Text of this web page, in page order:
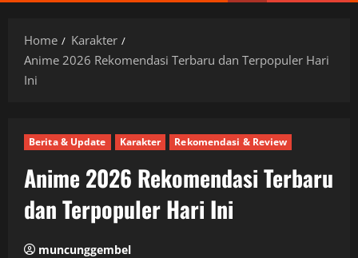
Home
Karakter
Anime 2026 Rekomendasi Terbaru dan Terpopuler Hari
Ini
Berita & Update Karakter Rekomendasi & Review
Anime 2026 Rekomendasi Terbaru
dan Terpopuler Hari Ini
muncunggembel